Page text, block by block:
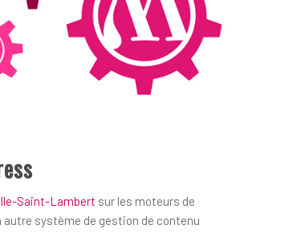
Saint-Lambert sur les moteurs de
autre système de gestion de contenu